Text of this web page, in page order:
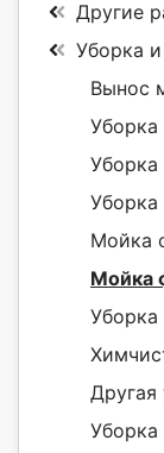
Другие
Уборка
Вынос
Уборка
Уборка
Мойка
Мойка
Уборка
Другая